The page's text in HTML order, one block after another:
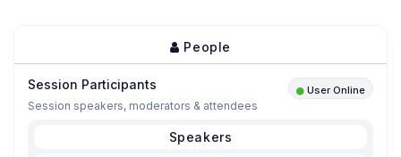
People
Session Participants User Online
Session speakers, moderators & attendees
Speakers